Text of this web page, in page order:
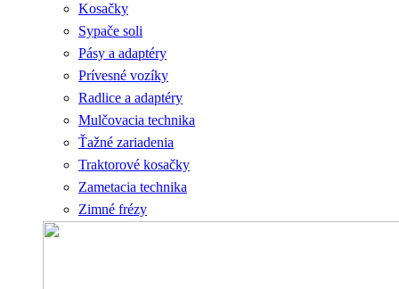
Kosačky
Sypače soli
Pásy a adaptéry
Prívesné vozíky
Radlice a adaptéry
Mulčovacia technika
Ťažné zariadenia
Traktorové kosačky
Zametacia technika
Zimné frézy